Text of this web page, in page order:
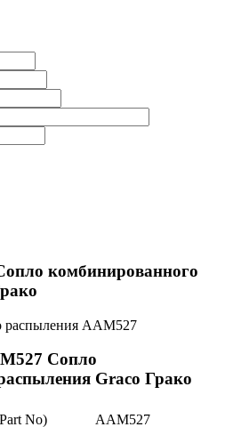
комбинированного
распыления AAM527
Сопло
Graco Грако
No)
AAM527